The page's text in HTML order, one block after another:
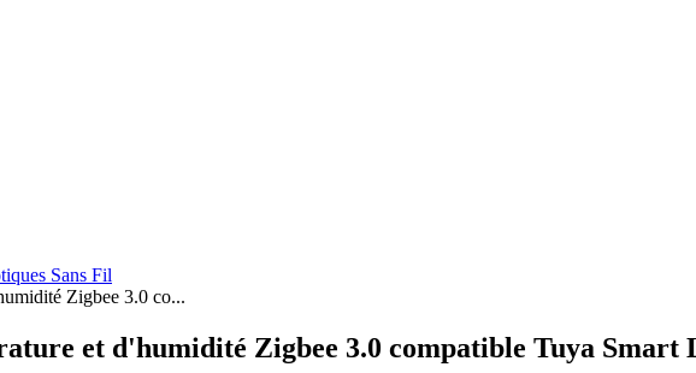
Sans Fil
Zigbee 3.0 co...
et d'humidité Zigbee 3.0 compatible Tuya Smart